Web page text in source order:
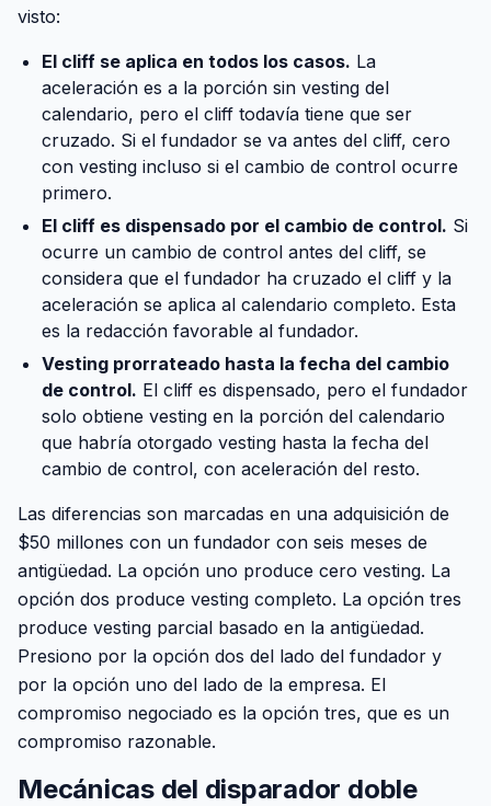
visto:
El cliff se aplica en todos los casos. La
aceleración es a la porción sin vesting del
calendario, pero el cliff todavía tiene que ser
cruzado. Si el fundador se va antes del cliff, cero
con vesting incluso si el cambio de control ocurre
primero.
El cliff es dispensado por el cambio de control. Si
ocurre un cambio de control antes del cliff, se
considera que el fundador ha cruzado el cliff y la
aceleración se aplica al calendario completo. Esta
es la redacción favorable al fundador.
Vesting prorrateado hasta la fecha del cambio
de control. El cliff es dispensado, pero el fundador
solo obtiene vesting en la porción del calendario
que habría otorgado vesting hasta la fecha del
cambio de control, con aceleración del resto.
Las diferencias son marcadas en una adquisición de
$50 millones con un fundador con seis meses de
antigüedad. La opción uno produce cero vesting. La
opción dos produce vesting completo. La opción tres
produce vesting parcial basado en la antigüedad.
Presiono por la opción dos del lado del fundador y
por la opción uno del lado de la empresa. El
compromiso negociado es la opción tres, que es un
compromiso razonable.
Mecánicas del disparador doble